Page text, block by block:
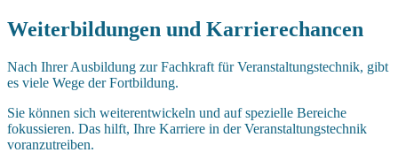
Weiterbildungen und Karrierechancen
Nach Ihrer Ausbildung zur Fachkraft für Veranstaltungstechnik, gibt
es viele Wege der Fortbildung.
Sie können sich weiterentwickeln und auf spezielle Bereiche
fokussieren. Das hilft, Ihre Karriere in der Veranstaltungstechnik
voranzutreiben.